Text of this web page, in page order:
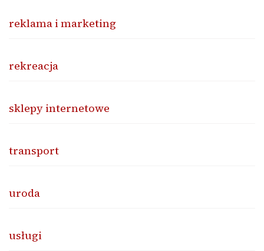
reklama i marketing
rekreacja
sklepy internetowe
transport
uroda
usługi